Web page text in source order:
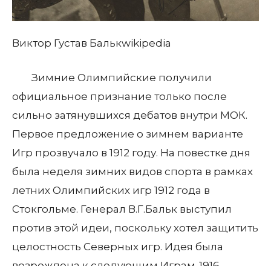
Виктор Густав Балькwikipedia
Зимние Олимпийские получили
официальное признание только после
сильно затянувшихся дебатов внутри МОК.
Первое предложение о зимнем варианте
Игр прозвучало в 1912 году. На повестке дня
была неделя зимних видов спорта в рамках
летних Олимпийских игр 1912 года в
Стокгольме. Генерал В.Г.Бальк выступил
против этой идеи, поскольку хотел защитить
целостность Северных игр. Идея была